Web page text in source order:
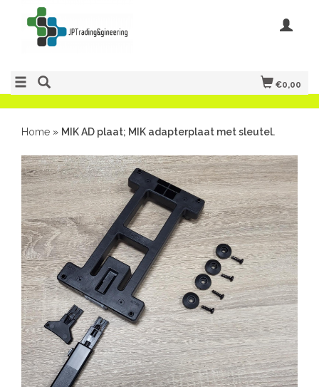
€0,00
Home » MIK AD plaat; MIK adapterplaat met sleutel.